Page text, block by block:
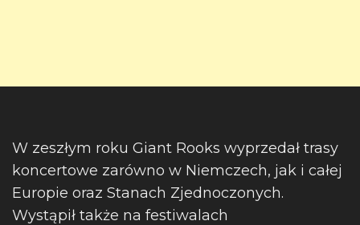
W zeszłym roku Giant Rooks wyprzedał trasy
koncertowe zarówno w Niemczech, jak i całej
Europie oraz Stanach Zjednoczonych.
Wystąpił także na festiwalach